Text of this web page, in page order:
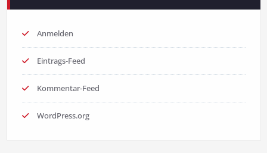
Anmelden
Eintrags-Feed
Kommentar-Feed
WordPress.org